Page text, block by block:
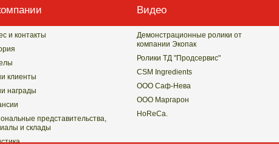
Видео
и контакты
клиенты
награды
представительства,
и склады
Демонстрационные ролики от
компании Экопак
Ролики ТД "Продсервис"
CSM Ingredients
ООО Саф-Нева
ООО Маргарон
HoReCa.